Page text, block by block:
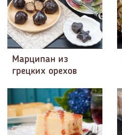
Марципан из
грецких орехов